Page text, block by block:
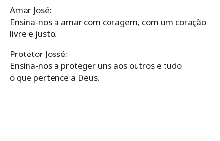
Amar José:
Ensina-nos a amar com coragem, com um coração
livre e justo.
Protetor Jossé:
Ensina-nos a proteger uns aos outros e tudo
o que pertence a Deus.